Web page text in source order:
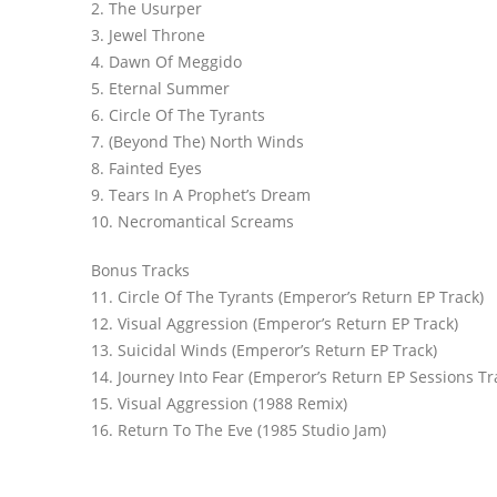
2. The Usurper
3. Jewel Throne
4. Dawn Of Meggido
5. Eternal Summer
6. Circle Of The Tyrants
7. (Beyond The) North Winds
8. Fainted Eyes
9. Tears In A Prophet’s Dream
10. Necromantical Screams
Bonus Tracks
11. Circle Of The Tyrants (Emperor’s Return EP Track)
12. Visual Aggression (Emperor’s Return EP Track)
13. Suicidal Winds (Emperor’s Return EP Track)
14. Journey Into Fear (Emperor’s Return EP Sessions
15. Visual Aggression (1988 Remix)
16. Return To The Eve (1985 Studio Jam)